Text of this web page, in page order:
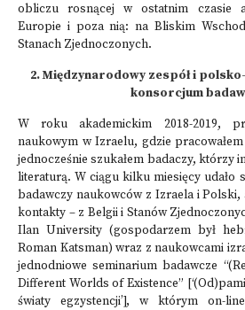
obliczu rosnącej w ostatnim czasie
Europie i poza nią: na Bliskim
Stanach Zjednoczonych.
2. Międzynarodowy zespół i
konsorcjum
W roku akademickim 2018-2019,
naukowym w Izraelu, gdzie
jednocześnie szukałem badaczy, którzy
literaturą. W ciągu kilku miesięcy udało
badawczy naukowców z Izraela i
kontakty – z Belgii i Stanów
Ilan University (gospodarzem był
Roman Katsman) wraz z naukowcami
jednodniowe seminarium badawcze
Different Worlds of Existence”
światy egzystencji’], w którym on-